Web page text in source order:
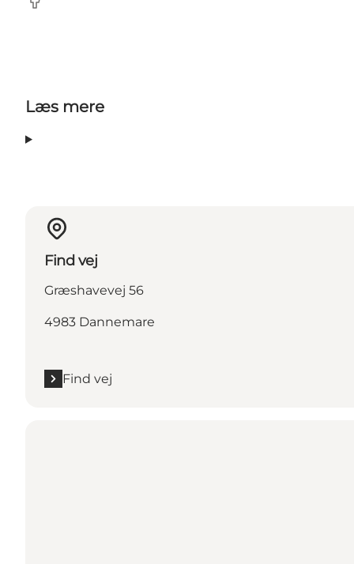
Facebook
Læs mere
Find vej
Græshavevej 56
4983 Dannemare
Find vej